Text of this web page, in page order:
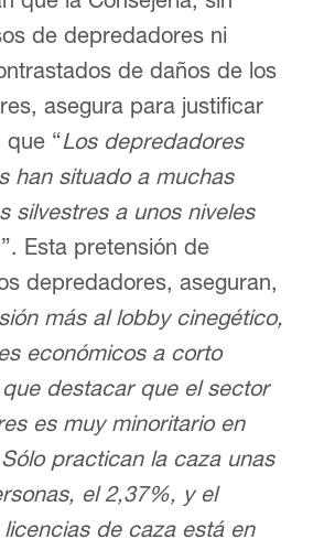
de depredadores ni
de daños de los
asegura para justificar
que “Los depredadores
han situado a muchas
silvestres a unos niveles
”. Esta pretensión de
depredadores, aseguran,
más al lobby cinegético,
económicos a corto
destacar que el sector
es muy minoritario en
practican la caza unas
el 2,37%, y el
de caza está en